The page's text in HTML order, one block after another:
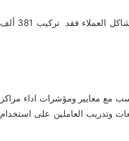
وفى مجال مواكبه التطور التكنولوجى ومعالجه أخطاء فواتير الكهرباء التى كانت من اهم مشاكل العملاء فقد تركيب 381 ألف
مع معايير ومؤشرات اداء مراكز
وتدريب العاملين على استخدام